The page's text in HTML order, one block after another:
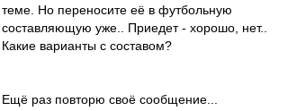
теме. Но переносите её в футбольную
составляющую уже.. Приедет - хорошо, нет..
Какие варианты с составом?
Ещё раз повторю своё сообщение...